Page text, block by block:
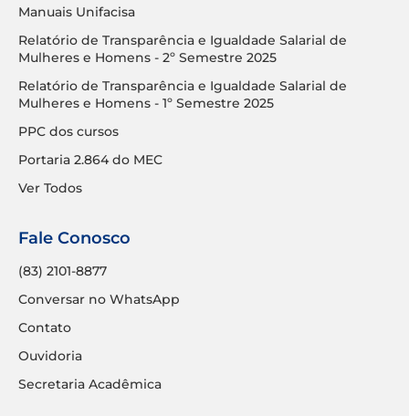
Manuais Unifacisa
Relatório de Transparência e Igualdade Salarial de
Mulheres e Homens - 2º Semestre 2025
Relatório de Transparência e Igualdade Salarial de
Mulheres e Homens - 1º Semestre 2025
PPC dos cursos
Portaria 2.864 do MEC
Ver Todos
Fale Conosco
(83) 2101-8877
Conversar no WhatsApp
Contato
Ouvidoria
Secretaria Acadêmica